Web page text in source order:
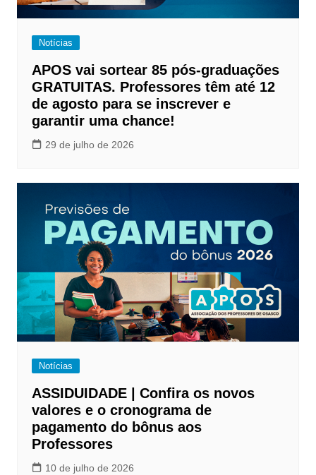
Notícias
APOS vai sortear 85 pós-graduações
GRATUITAS. Professores têm até 12
de agosto para se inscrever e
garantir uma chance!
29 de julho de 2026
Notícias
ASSIDUIDADE | Confira os novos
valores e o cronograma de
pagamento do bônus aos
Professores
10 de julho de 2026